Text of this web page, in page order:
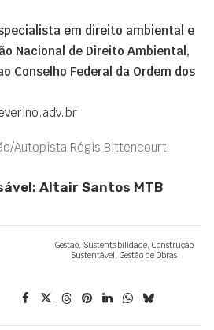
em direito ambiental e
Nacional de Direito Ambiental,
Conselho Federal da Ordem dos
Autopista Régis Bittencourt
Altair Santos MTB
Gestão, Sustentabilidade, Construção
Sustentável, Gestão de Obras